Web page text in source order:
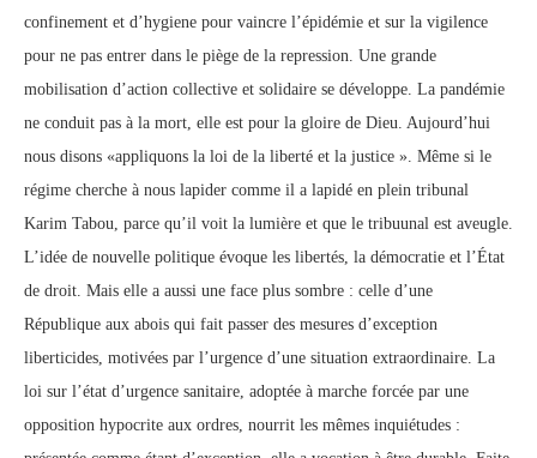
confinement et d’hygiene pour vaincre l’épidémie et sur la vigilence
pour ne pas entrer dans le piège de la repression. Une grande
mobilisation d’action collective et solidaire se développe. La pandémie
ne conduit pas à la mort, elle est pour la gloire de Dieu. Aujourd’hui
nous disons «appliquons la loi de la liberté et la justice ». Même si le
régime cherche à nous lapider comme il a lapidé en plein tribunal
Karim Tabou, parce qu’il voit la lumière et que le tribuunal est aveugle.
L’idée de nouvelle politique évoque les libertés, la démocratie et l’État
de droit. Mais elle a aussi une face plus sombre : celle d’une
République aux abois qui fait passer des mesures d’exception
liberticides, motivées par l’urgence d’une situation extraordinaire. La
loi sur l’état d’urgence sanitaire, adoptée à marche forcée par une
opposition hypocrite aux ordres, nourrit les mêmes inquiétudes :